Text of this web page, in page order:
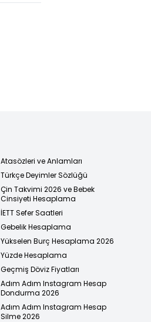
Atasözleri ve Anlamları
Türkçe Deyimler Sözlüğü
Çin Takvimi 2026 ve Bebek
Cinsiyeti Hesaplama
İETT Sefer Saatleri
Gebelik Hesaplama
Yükselen Burç Hesaplama 2026
Yüzde Hesaplama
Geçmiş Döviz Fiyatları
Adım Adım Instagram Hesap
Dondurma 2026
Adım Adım Instagram Hesap
Silme 2026